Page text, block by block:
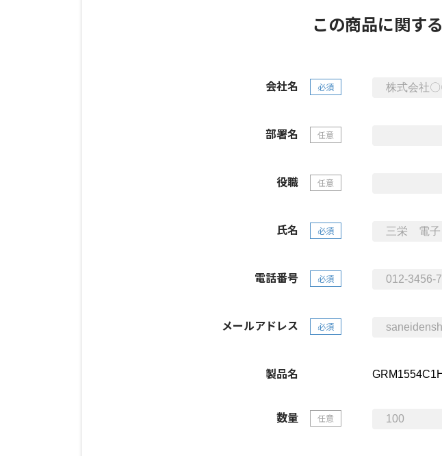
この商品に関する
会社名 必須
部署名 任意
役職 任意
氏名 必須
電話番号 必須
メールアドレス 必須
製品名
数量 任意